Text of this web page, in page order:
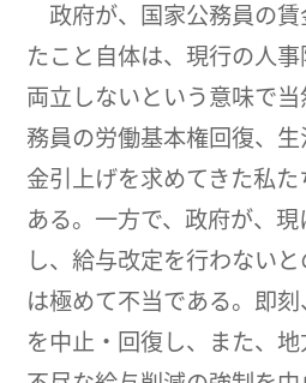
政府が、国家公務員の
たこと自体は、現行の人
両立しないという意味で
務員の労働基本権回復、
金引上げを求めてきた私
ある。一方で、政府が、
し、給与改定を行わない
は極めて不当である。即
を中止・回復し、また、